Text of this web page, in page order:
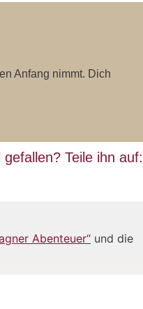
Anfang nimmt. Dich
Teile ihn auf:
Abenteuer“ und die